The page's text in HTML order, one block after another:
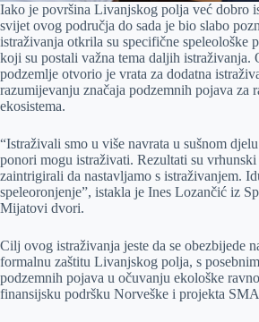
Iako je površina Livanjskog polja već dobro
svijet ovog područja do sada je bio slabo
istraživanja otkrila su specifične speleološke
koji su postali važna tema daljih istraživanja.
podzemlje otvorio je vrata za dodatna
razumijevanju značaja podzemnih pojava za
ekosistema.
“Istraživali smo u više navrata u sušnom
ponori mogu istraživati. Rezultati su
zaintrigirali da nastavljamo s istraživanjem.
speleoronjenje”, istakla je Ines Lozančić iz
Mijatovi dvori.
Cilj ovog istraživanja jeste da se obezbijede
formalnu zaštitu Livanjskog polja, s
podzemnih pojava u očuvanju ekološke
finansijsku podršku Norveške i projekta